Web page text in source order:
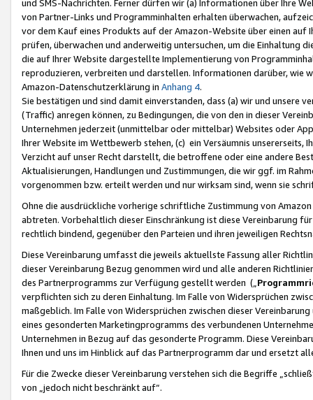
und SMS-Nachrichten. Ferner dürfen wir (a) Informationen über Ihre
von Partner-Links und Programminhalten erhalten überwachen,
vor dem Kauf eines Produkts auf der Amazon-Website über einen
prüfen, überwachen und anderweitig untersuchen, um die Einhaltung
die auf Ihrer Website dargestellte Implementierung von
reproduzieren, verbreiten und darstellen. Informationen darüber, wie
Amazon-Datenschutzerklärung in Anhang 4.
Sie bestätigen und sind damit einverstanden, dass (a) wir und
(Traffic) anregen können, zu Bedingungen, die von den in dieser
Unternehmen jederzeit (unmittelbar oder mittelbar) Websites oder
Ihrer Website im Wettbewerb stehen, (c) ein Versäumnis unsererseits,
Verzicht auf unser Recht darstellt, die betroffene oder eine andere
Aktualisierungen, Handlungen und Zustimmungen, die wir ggf. im
vorgenommen bzw. erteilt werden und nur wirksam sind, wenn sie
Ohne die ausdrückliche vorherige schriftliche Zustimmung von
abtreten. Vorbehaltlich dieser Einschränkung ist diese Vereinbarung
rechtlich bindend, gegenüber den Parteien und ihren jeweiligen
Diese Vereinbarung umfasst die jeweils aktuellste Fassung aller
dieser Vereinbarung Bezug genommen wird und alle anderen
des Partnerprogramms zur Verfügung gestellt werden („
verpflichten sich zu deren Einhaltung. Im Falle von Widersprüchen
maßgeblich. Im Falle von Widersprüchen zwischen dieser
eines gesonderten Marketingprogramms des verbundenen
Unternehmen in Bezug auf das gesonderte Programm. Diese
Ihnen und uns im Hinblick auf das Partnerprogramm dar und ersetzt
Für die Zwecke dieser Vereinbarung verstehen sich die Begriffe
von „jedoch nicht beschränkt auf“.